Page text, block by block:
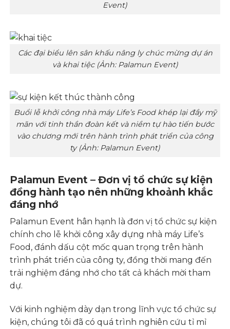
Event)
Các đại biểu lên sân khấu nâng ly chúc mừng dự án
và khai tiệc (Ảnh: Palamun Event)
Buổi lễ khởi công nhà máy Life’s Food khép lại đầy mỹ
mãn với tinh thần đoàn kết và niềm tự hào tiến bước
vào chương mới trên hành trình phát triển của công
ty (Ảnh: Palamun Event)
Palamun Event – Đơn vị tổ chức sự kiện
đồng hành tạo nên những khoảnh khắc
đáng nhớ
Palamun Event hân hạnh là đơn vị tổ chức sự kiện
chính cho lễ khởi công xây dựng nhà máy Life’s
Food, đánh dấu cột mốc quan trọng trên hành
trình phát triển của công ty, đồng thời mang đến
trải nghiệm đáng nhớ cho tất cả khách mời tham
dự.
Với kinh nghiệm dày dạn trong lĩnh vực tổ chức sự
kiện, chúng tôi đã có quá trình nghiên cứu tỉ mỉ